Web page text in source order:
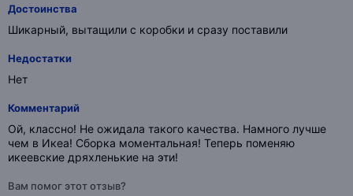
Достоинства
Шикарный, вытащили с коробки и сразу поставили
Недостатки
Нет
Комментарий
Ой, классно! Не ожидала такого качества. Намного лучше
чем в Икеа! Сборка моментальная! Теперь поменяю
икеевские дряхленькие на эти!
Вам помог этот отзыв?